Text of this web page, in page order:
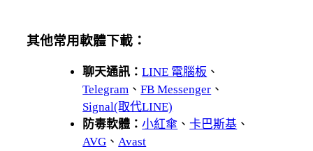
其他常用軟體下載：
聊天通訊：LINE 電腦板 、
Telegram 、FB Messenger 、
Signal(取代LINE)
防毒軟體：小紅傘 、卡巴斯基 、
AVG 、 Avast